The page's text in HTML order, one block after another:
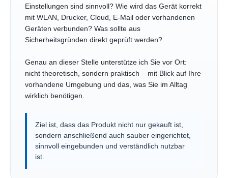
Einstellungen sind sinnvoll? Wie wird das Gerät korrekt
mit WLAN, Drucker, Cloud, E-Mail oder vorhandenen
Geräten verbunden? Was sollte aus
Sicherheitsgründen direkt geprüft werden?
Genau an dieser Stelle unterstütze ich Sie vor Ort:
nicht theoretisch, sondern praktisch – mit Blick auf Ihre
vorhandene Umgebung und das, was Sie im Alltag
wirklich benötigen.
Ziel ist, dass das Produkt nicht nur gekauft ist,
sondern anschließend auch sauber eingerichtet,
sinnvoll eingebunden und verständlich nutzbar
ist.